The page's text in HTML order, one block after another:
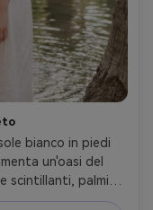
bianco in piedi
un'oasi del
scintillanti, palmi
scattata su